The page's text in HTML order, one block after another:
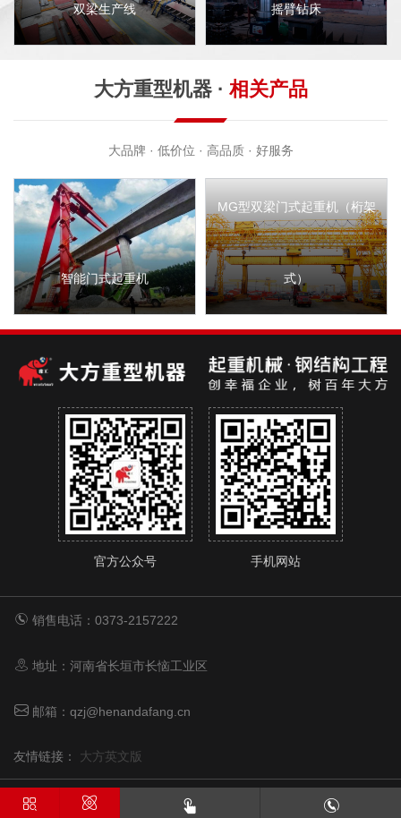
摇臂钻床 液压剪板机
大方重型机器 · 相关产品
大品牌 · 低价位 · 高品质 · 好服务
MG型双梁门式起重机（桁架
式） MGD型盾构门式起重机
官方公众号 手机网站
销售电话：0373-2157222
地址：河南省长垣市长恼工业区
邮箱：qzj@henandafang.cn
友情链接： 大方英文版